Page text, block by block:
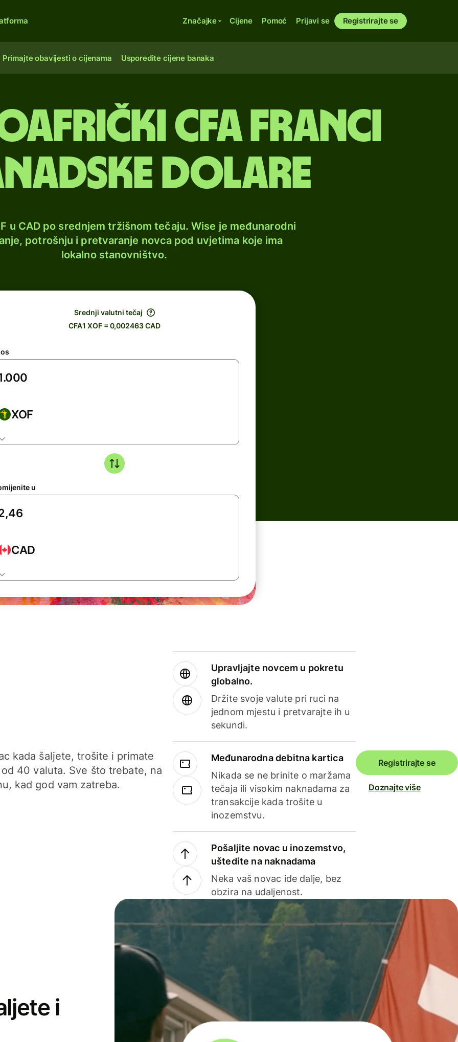
Značajke Cijene Pomoć Prijavi se Registrirajte se
Primajte obavijesti o cijenama Usporedite cijene banaka
CFA franci
dolare
u CAD po srednjem tržišnom tečaju. Wise je međunarodni
potrošnju i pretvaranje novca pod uvjetima koje ima
lokalno stanovništvo.
Srednji valutni tečaj
CFA1 XOF = 0,002463 CAD
XOF
u
CAD
kada šaljete, trošite i primate
40 valuta. Sve što trebate, na
kad god vam zatreba.
Upravljajte novcem u pokretu
globalno.
Držite svoje valute pri ruci na
jednom mjestu i pretvarajte ih u
sekundi.
Međunarodna debitna kartica
Nikada se ne brinite o maržama
tečaja ili visokim naknadama za
transakcije kada trošite u
inozemstvu.
Pošaljite novac u inozemstvo,
uštedite na naknadama
Neka vaš novac ide dalje, bez
obzira na udaljenost.
Registrirajte se
Doznajte više
i